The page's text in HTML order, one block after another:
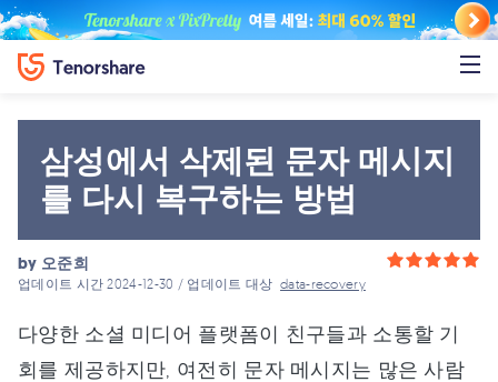
삼성에서 삭제된 문자 메시지
를 다시 복구하는 방법
by 오준희
업데이트 시간 2024-12-30 / 업데이트 대상data-recovery
다양한 소셜 미디어 플랫폼이 친구들과 소통할 기
회를 제공하지만, 여전히 문자 메시지는 많은 사람